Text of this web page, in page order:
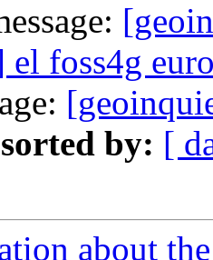
el foss4g
by: [
about